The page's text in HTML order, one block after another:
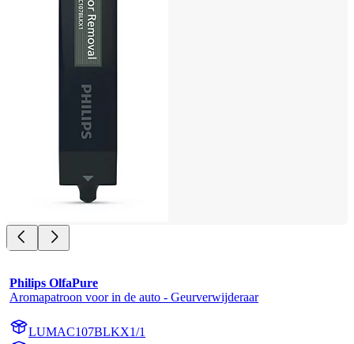
Philips OlfaPure
Aromapatroon voor in de auto - Geurverwijderaar
LUMAC107BLKX1/1